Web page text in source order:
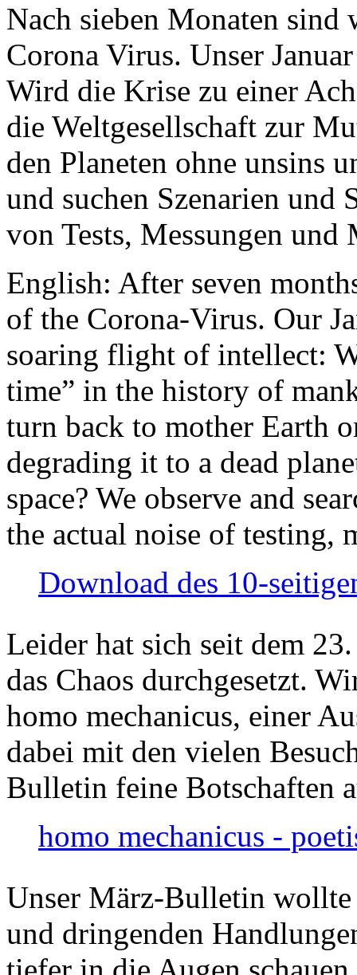
Nach sieben Monaten
Corona Virus. Unser
Wird die Krise zu einer
die Weltgesellschaft zur
den Planeten ohne unsins
und suchen Szenarien und
von Tests, Messungen und
English: After seven
of the Corona-Virus. Our
soaring flight of intellect:
time” in the history of
turn back to mother Earth
degrading it to a dead
space? We observe and
the actual noise of testing,
Download des 10-
Leider hat sich seit dem
das Chaos durchgesetzt.
homo mechanicus, einer
dabei mit den vielen
Bulletin feine Botschaften
homo mechanicus -
Unser März-Bulletin
und dringenden